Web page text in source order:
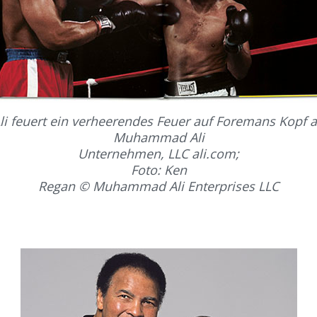
feuert ein verheerendes Feuer auf Foremans Kopf
Muhammad Ali
Unternehmen, LLC ali.com;
Foto: Ken
Regan © Muhammad Ali Enterprises LLC